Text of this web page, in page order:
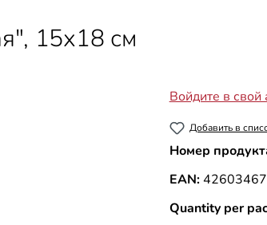
15х18 см
Войдите в свой
Добавить в
Номер
EAN:
Quantity per